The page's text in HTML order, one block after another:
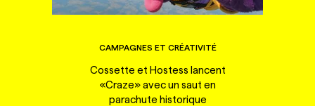
CAMPAGNES ET CRÉATIVITÉ
Cossette et Hostess lancent
«Craze» avec un saut en
parachute historique